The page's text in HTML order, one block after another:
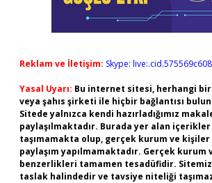
Reklam ve İletişim: Skype:
Yasal Uyarı: Bu internet sitesi, herhangi
veya şahıs şirketi ile hiçbir bağlantısı
Sitede yalnızca kendi hazırladığımız
paylaşılmaktadır. Burada yer alan
taşımamakta olup, gerçek kurum ve kişiler
paylaşım yapılmamaktadır. Gerçek
benzerlikleri tamamen tesadüfidir.
taslak halindedir ve tavsiye niteliği